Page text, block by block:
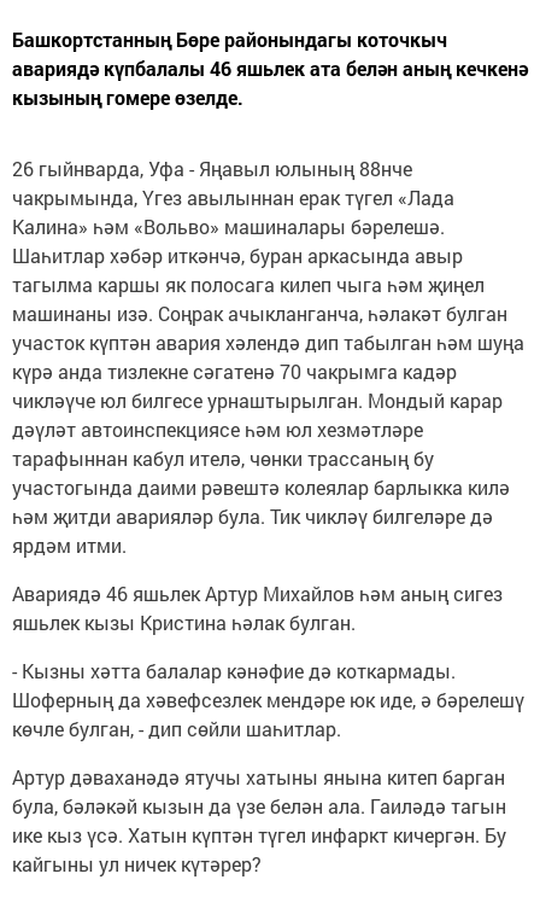
Башкортстанның Бөре районындагы коточкыч
авариядә күпбалалы 46 яшьлек ата белән аның кечкенә
кызының гомере өзелде.
26 гыйнварда, Уфа - Яңавыл юлының 88нче
чакрымында, Үгез авылыннан ерак түгел «Лада
Калина» һәм «Вольво» машиналары бәрелешә.
Шаһитлар хәбәр иткәнчә, буран аркасында авыр
тагылма каршы як полосага килеп чыга һәм җиңел
машинаны изә. Соңрак ачыкланганча, һәлакәт булган
участок күптән авария хәлендә дип табылган һәм шуңа
күрә анда тизлекне сәгатенә 70 чакрымга кадәр
чикләүче юл билгесе урнаштырылган. Мондый карар
дәүләт автоинспекциясе һәм юл хезмәтләре
тарафыннан кабул ителә, чөнки трассаның бу
участогында даими рәвештә колеялар барлыкка килә
һәм җитди аварияләр була. Тик чикләү билгеләре дә
ярдәм итми.
Авариядә 46 яшьлек Артур Михайлов һәм аның сигез
яшьлек кызы Кристина һәлак булган.
- Кызны хәтта балалар кәнәфие дә коткармады.
Шоферның да хәвефсезлек мендәре юк иде, ә бәрелешү
көчле булган, - дип сөйли шаһитлар.
Артур дәваханәдә ятучы хатыны янына китеп барган
була, бәләкәй кызын да үзе белән ала. Гаиләдә тагын
ике кыз үсә. Хатын күптән түгел инфаркт кичергән. Бу
кайгыны ул ничек күтәрер?